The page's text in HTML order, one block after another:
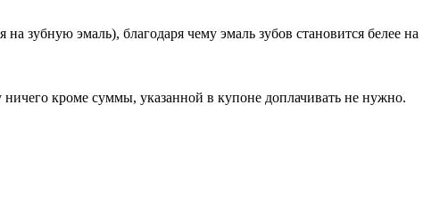
зубную эмаль), благодаря чему эмаль зубов становится белее на
кроме суммы, указанной в купоне доплачивать не нужно.